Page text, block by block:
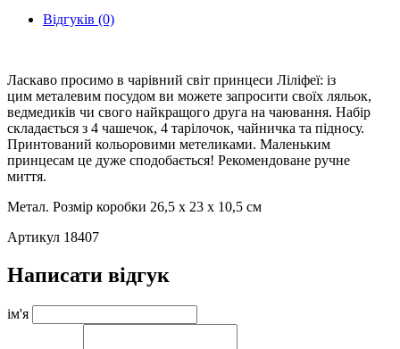
Відгуків (0)
Ласкаво просимо в чарівний світ принцеси Ліліфеї: із
цим металевим посудом ви можете запросити своїх ляльок,
ведмедиків чи свого найкращого друга на чаювання. Набір
складається з 4 чашечок, 4 тарілочок, чайничка та підносу.
Принтований кольоровими метеликами. Маленьким
принцесам це дуже сподобається! Рекомендоване ручне
миття.
Метал. Розмір коробки 26,5 x 23 x 10,5 см
Артикул 18407
Написати відгук
ім'я